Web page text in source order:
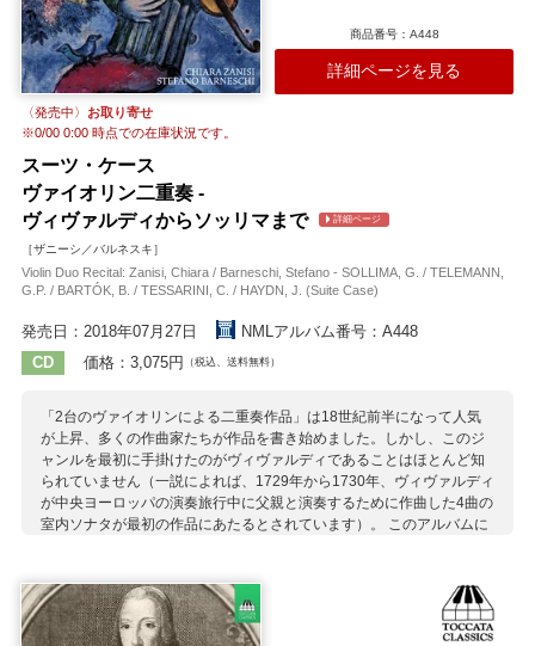
織り交ぜた厳選選曲。18世紀作品では弓を持ち替え、作品の様式に合
った古楽奏法も繰り出しながら、デュオとしてはやや珍しいこの編成
ならではの音楽美を縦横無尽に堪能させてくれます。 ピリオド奏法が
もはや大前提として存在する21世紀ならではの室内楽の形、聴き逃せ
ない欧州音楽の最前線です。
収録作曲家：
ヴィヴァルディ
テッサリーニ
バルサンティ
商品番号：A448
詳細ページを見る
〈発売中〉 お取り寄せ
※0/00 0:00時点での在庫状況です。
スーツ・ケース
ヴァイオリン二重奏 -
ヴィヴァルディからソッリマまで
詳細ページ
［ザニーシ／バルネスキ］
Violin Duo Recital: Zanisi, Chiara / Barneschi, Stefano - SOLLIMA, G. / TELEMANN,
G.P. / BARTÓK, B. / TESSARINI, C. / HAYDN, J. (Suite Case)
発売日：2018年07月27日
NMLアルバム番号：A448
CD
価格：3,075円 （税込、送料無料）
「2台のヴァイオリンによる二重奏作品」は18世紀前半になって人気
が上昇、多くの作曲家たちが作品を書き始めました。しかし、このジ
ャンルを最初に手掛けたのがヴィヴァルディであることはほとんど知
られていません（一説によれば、1729年から1730年、ヴィヴァルディ
が中央ヨーロッパの演奏旅行中に父親と演奏するために作曲した4曲の
室内ソナタが最初の作品にあたるとされています）。 このアルバムに
曲家ソッリマが作曲した「SUITE CASE：ケース組曲＝スーツケース
のもじり」が添えられて、この“音による旅行プロジェクト”が完結する
仕組みになっています。また、このアルバムが録音された教会はモー